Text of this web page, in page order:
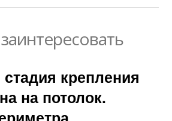
крепления
на потолок.